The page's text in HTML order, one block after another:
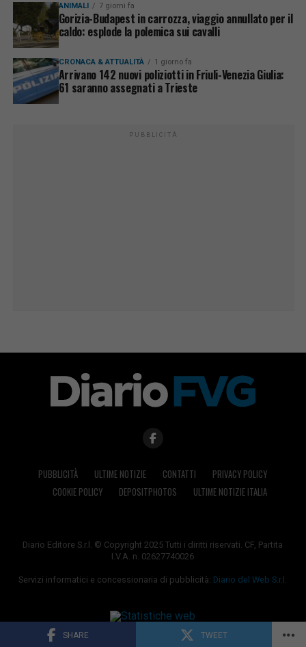
SHARE TWEET
ANIMALI 7 giorni fa
Gorizia-Budapest in carrozza, viaggio annullato per il
caldo: esplode la polemica sui cavalli
CRONACA & ATTUALITÀ 1 giorno fa
Arrivano 142 nuovi poliziotti in Friuli-Venezia Giulia:
61 saranno assegnati a Trieste
PUBBLICITÀ
PUBBLICITÀ ULTIME NOTIZIE CONTATTI
PRIVACY POLICY
COOKIE POLICY
DEPOSITPHOTOS ULTIME NOTIZIE ITALIA
Diario Editore S.r.l. © Copyright 2025 Tutti i diritti riservati. CF, Partita
I.V.A. n. 02627740026
Servizi informatici e concessionaria di pubblicità: Diario del Web S.r.l.